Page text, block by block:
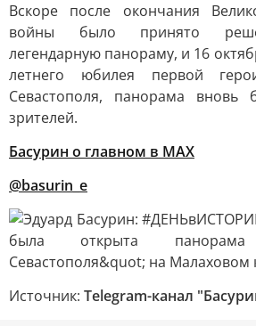
Вскоре после окончания
войны было принято
легендарную панораму, и 16
летнего юбилея первой
Севастополя, панорама вновь
зрителей.
Басурин о главном в МАX
@basurin_e
Источник: Telegram-канал